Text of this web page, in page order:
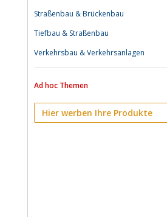
Straßenbau & Brückenbau
Tiefbau & Straßenbau
Verkehrsbau & Verkehrsanlagen
Ad hoc Themen
Hier werben Ihre Produkte